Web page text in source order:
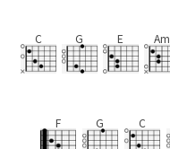
C G E Am
F G C